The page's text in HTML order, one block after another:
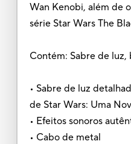
Wan Kenobi, além de
série Star Wars The
Contém: Sabre de luz,
• Sabre de luz
de Star Wars: Uma
• Efeitos sonoros
• Cabo de metal